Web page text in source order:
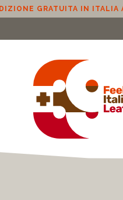
SPEDIZIONE GRATUITA IN UE